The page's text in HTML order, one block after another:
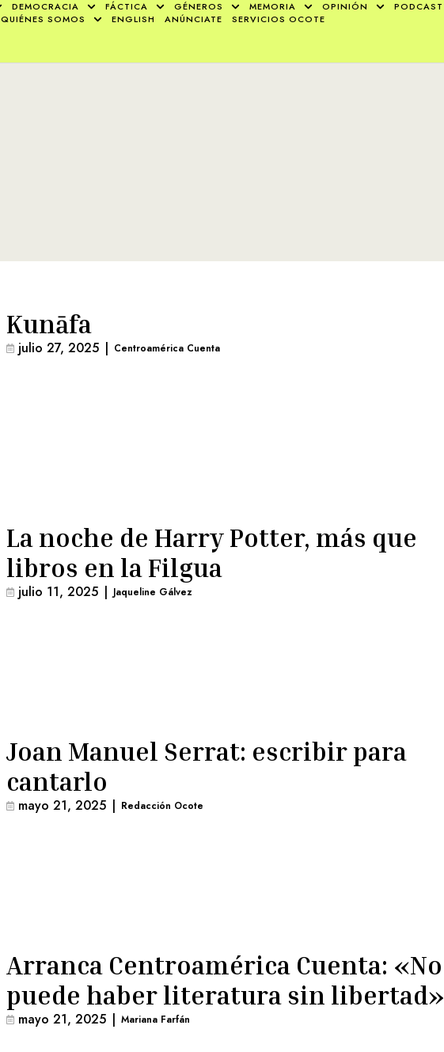
DEMOCRACIA FÁCTICA GÉNEROS MEMORIA OPINIÓN
PODCAST
QUIÉNES SOMOS
ENGLISH ANÚNCIATE SERVICIOS OCOTE
Kunāfa
julio 27, 2025 | Centroamérica Cuenta
La noche de Harry Potter, más que
libros en la Filgua
julio 11, 2025 | Jaqueline Gálvez
Joan Manuel Serrat: escribir para
cantarlo
mayo 21, 2025 | Redacción Ocote
Arranca Centroamérica Cuenta: «No
puede haber literatura sin libertad»
mayo 21, 2025 | Mariana Farfán